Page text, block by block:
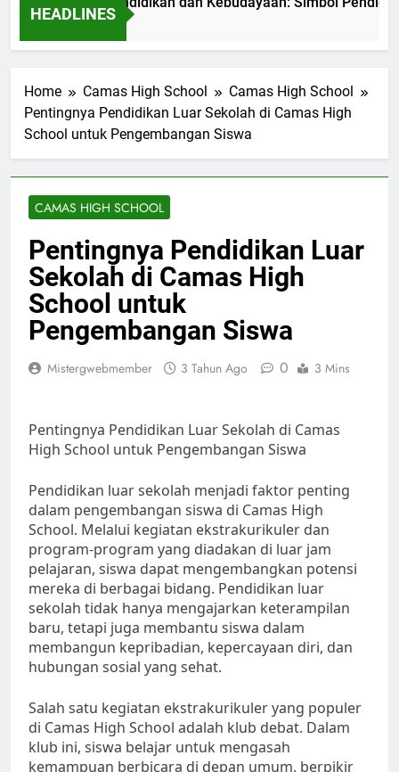
HEADLINES
Home Camas High School
Camas High School
Pentingnya Pendidikan Luar Sekolah di Camas High
School untuk Pengembangan Siswa
CAMAS HIGH SCHOOL
Pentingnya Pendidikan Luar
Sekolah di Camas High
School untuk
Pengembangan Siswa
Mistergwebmember 3 Tahun Ago 0 3 Mins
Pentingnya Pendidikan Luar Sekolah di Camas
High School untuk Pengembangan Siswa
Pendidikan luar sekolah menjadi faktor penting
dalam pengembangan siswa di Camas High
School. Melalui kegiatan ekstrakurikuler dan
program-program yang diadakan di luar jam
pelajaran, siswa dapat mengembangkan potensi
mereka di berbagai bidang. Pendidikan luar
sekolah tidak hanya mengajarkan keterampilan
baru, tetapi juga membantu siswa dalam
membangun kepribadian, kepercayaan diri, dan
hubungan sosial yang sehat.
Salah satu kegiatan ekstrakurikuler yang populer
di Camas High School adalah klub debat. Dalam
klub ini, siswa belajar untuk mengasah
kemampuan berbicara di depan umum, berpikir